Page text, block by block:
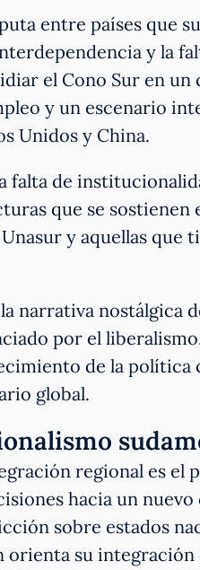
entre países que
y la
el Cono Sur en
y un escenario
Unidos y China.
falta de
que se sostienen
y aquellas que
narrativa nostálgica
por el
de la política
global.
regional es el
hacia un
sobre estados
orienta su integración